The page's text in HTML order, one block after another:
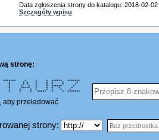
Data zgłoszenia strony do katalogu: 2018-02-02
Szczegóły wpisu
stronę:
******* * * * ****** *******
* * * * * * * *
* * * * * * * *
* * * * * ****** *
* ***** * * * * *
* * * * * * * *
* * * ***** * * *******
aby przeładować
strony: